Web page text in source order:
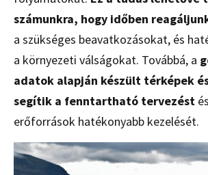
számunkra, hogy időben
a szükséges beavatkozásokat, és
a környezeti válságokat. Továbbá, a
adatok alapján készült térképek
segítik a fenntartható tervezést
erőforrások hatékonyabb kezelését.